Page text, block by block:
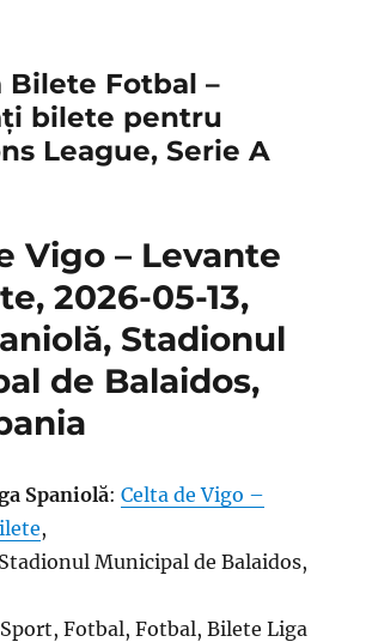
Bilete Fotbal –
bilete pentru
League, Serie A
Vigo – Levante
2026-05-13,
Stadionul
de Balaidos,
Spaniolă:Celta de Vigo –
,
Municipal de Balaidos,
Fotbal, Fotbal, Bilete Liga